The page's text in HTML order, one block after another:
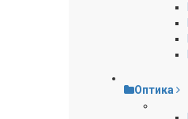
Оптика